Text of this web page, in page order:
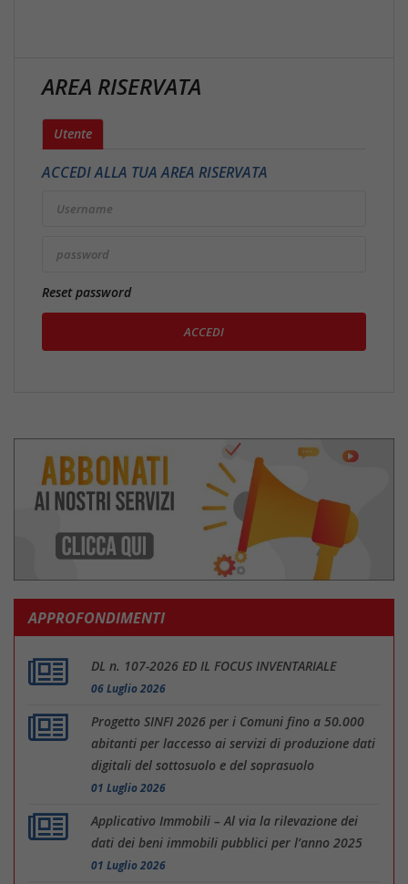
AREA RISERVATA
Utente
ACCEDI ALLA TUA AREA RISERVATA
Reset password
APPROFONDIMENTI
DL n. 107-2026 ED IL FOCUS INVENTARIALE
06 Luglio 2026
Progetto SINFI 2026 per i Comuni fino a 50.000
abitanti per laccesso ai servizi di produzione dati
digitali del sottosuolo e del soprasuolo
01 Luglio 2026
Applicativo Immobili – Al via la rilevazione dei
dati dei beni immobili pubblici per l’anno 2025
01 Luglio 2026